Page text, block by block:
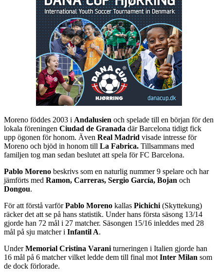
Moreno föddes 2003 i Andalusien och spelade till en början för den
lokala föreningen Ciudad de Granada där Barcelona tidigt fick
upp ögonen för honom. Även Real Madrid visade intresse för
Moreno och bjöd in honom till La Fabrica. Tillsammans med
familjen tog man sedan beslutet att spela för FC Barcelona.
Pablo Moreno beskrivs som en naturlig nummer 9 spelare och har
jämförts med Ramon, Carreras, Sergio García, Bojan och
Dongou.
För att förstå varförPablo Moreno kallas Pichichi (Skyttekung)
räcker det att se på hans statistik. Under hans första säsong 13/14
gjorde han 72 mål i 27 matcher. Säsongen 15/16 inleddes med 28
mål på sju matcher i Infantil A.
UnderMemorial Cristina Varani turneringen i Italien gjorde han
16 mål på 6 matcher vilket ledde dem till final mot Inter Milan som
de dock förlorade.